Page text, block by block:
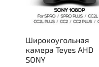
Широкоугольная
камера Teyes AHD
SONY